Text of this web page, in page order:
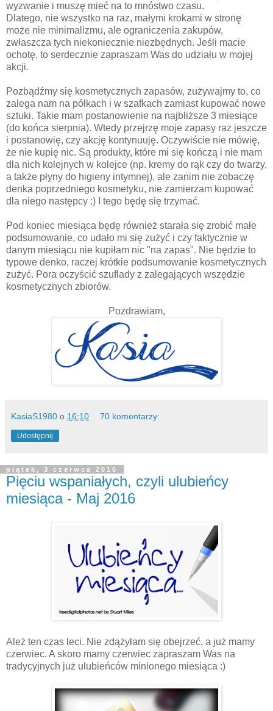
wyzwanie i muszę mieć na to mnóstwo czasu.
Dlatego, nie wszystko na raz, małymi krokami w stronę
może nie minimalizmu, ale ograniczenia zakupów,
zwłaszcza tych niekoniecznie niezbędnych. Jeśli macie
ochotę, to serdecznie zapraszam Was do udziału w mojej
akcji.
Pozbądźmy się kosmetycznych zapasów, zużywajmy to, co
zalega nam na półkach i w szafkach zamiast kupować nowe
sztuki. Takie mam postanowienie na najbliższe 3 miesiące
(do końca sierpnia). Wtedy przejrzę moje zapasy raz jeszcze
i postanowię, czy akcję kontynuuję. Oczywiście nie mówię,
że nie kupię nic. Są produkty, które mi się kończą i nie mam
dla nich kolejnych w kolejce (np. kremy do rąk czy do twarzy,
a także płyny do higieny intymnej), ale zanim nie zobaczę
denka poprzedniego kosmetyku, nie zamierzam kupować
dla niego następcy :) I tego będę się trzymać.
Pod koniec miesiąca będę również starała się zrobić małe
podsumowanie, co udało mi się zużyć i czy faktycznie w
danym miesiącu nie kupiłam nic "na zapas". Nie będzie to
typowe denko, raczej krótkie podsumowanie kosmetycznych
zużyć. Pora oczyścić szuflady z zalegających wszędzie
kosmetycznych zbiorów.
Pozdrawiam,
KasiaS1980 o 16:10 70 komentarzy:
Udostępnij
piątek, 3 czerwca 2016
Pięciu wspaniałych, czyli ulubieńcy
miesiąca - Maj 2016
Ależ ten czas leci. Nie zdążyłam się obejrzeć, a już mamy
czerwiec. A skoro mamy czerwiec zapraszam Was na
tradycyjnych już ulubieńców minionego miesiąca :)